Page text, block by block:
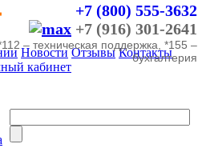
+7 (800) 555-3632
+7 (916) 301-2641
– техническая поддержка, *155 –
бухгалтерия
Новости Отзывы Контакты
кабинет